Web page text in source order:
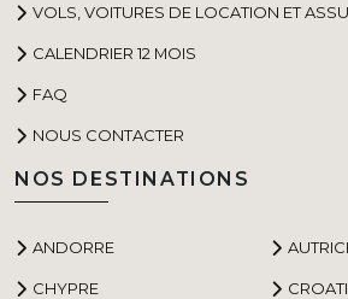
VOLS, VOITURES DE LOCATION ET
CALENDRIER 12 MOIS
FAQ
NOUS CONTACTER
NOS DESTINATIONS
ANDORRE
CHYPRE